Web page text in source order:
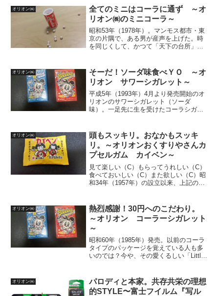
は‥重量（Carat＝カラット）輝き（Cut
＝カット...
オリオン㈱
全てのミニはコーラに通ず ～オ
リオン㈱のミニコーラ～
昭和53年（1978年）。マンモス都市・東
京の片隅で、ある男が産声を上げた。時
を同じくして、かつて「天下の台所」と
動の昭和の終焉を経て、平成も早26年目
を終えようとし...
オリオン㈱
そーだ！ソーダ味食べＹＯ ～オ
リオン サワーシガレット～
平成5年（1993年）4月より発売開始のオ
リオンのサワーシガレット（ソーダ
味）。一足先に生を受けたコーラシガレ
コスパも共に最強！どっちも好きだＹ
Ｏ）愛くるしい「リトル...
オリオン㈱
頭もスッキリ。おなかもスッキ
リ。～オリオンおくすりやさんカ
プセルガム カイベン～
見て楽しい（C）もらってうれしい（C）
食べておいしい（C）また欲しい（C）昭
和34年（1957年）の設立以来、上記の４
る、ミニ・コーラ、ココアシガレットで
御馴染みのオ...
オリオン㈱
熱烈感謝！30円へのこだわり。
～オリオン コーラーシガレット
～
昭和60年（1985年）発売。以前のコーラ
タイプのパッケージを覚えている人も多
いのでは？今や、その愛くるしい「Little
た味と食べやすさが魅力！みんな大好
き...
オリオン㈱
パロディと本家。共存共栄の理想
的STYLE〜富士フイルム『写ル